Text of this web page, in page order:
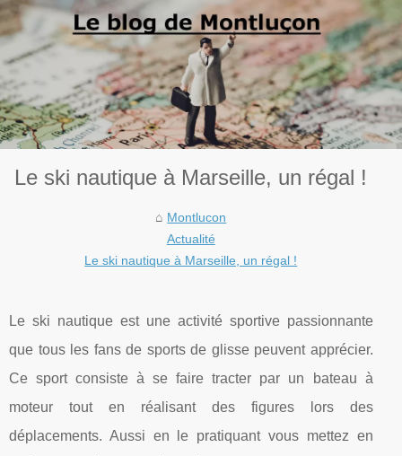
Le ski nautique à Marseille, un régal !
Montlucon
Actualité
Le ski nautique à Marseille, un régal !
Le ski nautique est une activité sportive passionnante
que tous les fans de sports de glisse peuvent apprécier.
Ce sport consiste à se faire tracter par un bateau à
moteur tout en réalisant des figures lors des
déplacements. Aussi en le pratiquant vous mettez en